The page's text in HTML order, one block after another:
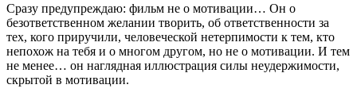
Сразу предупреждаю: фильм не о мотивации… Он о
безответственном желании творить, об ответственности за
тех, кого приручили, человеческой нетерпимости к тем, кто
непохож на тебя и о многом другом, но не о мотивации. И тем
не менее… он наглядная иллюстрация силы неудержимости,
скрытой в мотивации.